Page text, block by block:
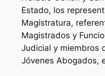
Estado, los
Magistratura,
Magistrados y
Judicial y miembros
Jóvenes Abogados,